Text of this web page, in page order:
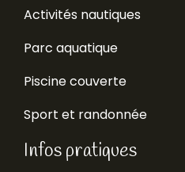
Activités nautiques
Parc aquatique
Piscine couverte
Sport et randonnée
Infos pratiques